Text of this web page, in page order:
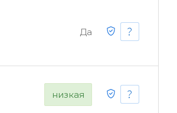
Да
низкая